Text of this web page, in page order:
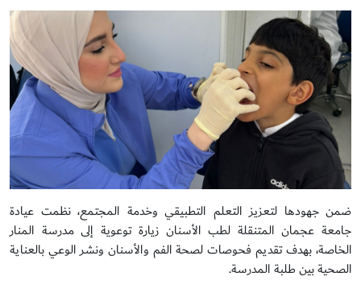
ضمن جهودها لتعزيز التعلم التطبيقي وخدمة المجتمع، نظمت عيادة
جامعة عجمان المتنقلة لطب الأسنان زيارة توعوية إلى مدرسة المنار
الخاصة، بهدف تقديم فحوصات لصحة الفم والأسنان ونشر الوعي بالعناية
الصحية بين طلبة المدرسة.